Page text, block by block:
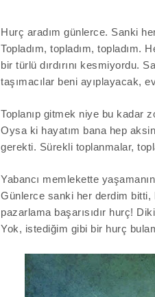
Hurç aradım günlerce. Sanki
Topladım, topladım, topladım.
bir türlü dırdırını kesmiyordu.
taşımacılar beni ayıplayacak,
Toplanıp gitmek niye bu kadar
Oysa ki hayatım bana hep
gerekti. Sürekli toplanmalar,
Yabancı memlekette
Günlerce sanki her derdim bitti,
pazarlama başarısıdır hurç!
Yok, istediğim gibi bir hurç